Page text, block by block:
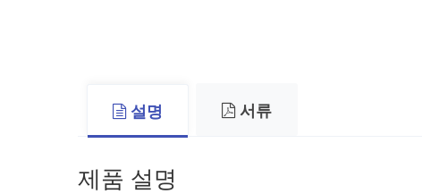
설명 서류
제품 설명